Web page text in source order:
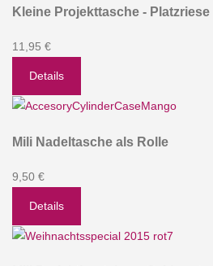
Kleine Projekttasche - Platzriese
11,95 €
Details
Mili Nadeltasche als Rolle
9,50 €
Details